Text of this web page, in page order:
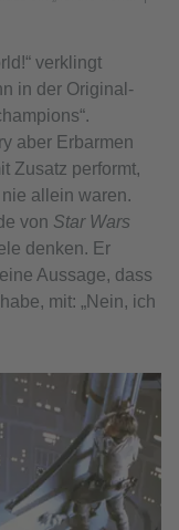
verklingt
in der Original-
aber Erbarmen
Zusatz performt,
allein waren.
von Star Wars
denken. Er
Aussage, dass
mit: „Nein, ich